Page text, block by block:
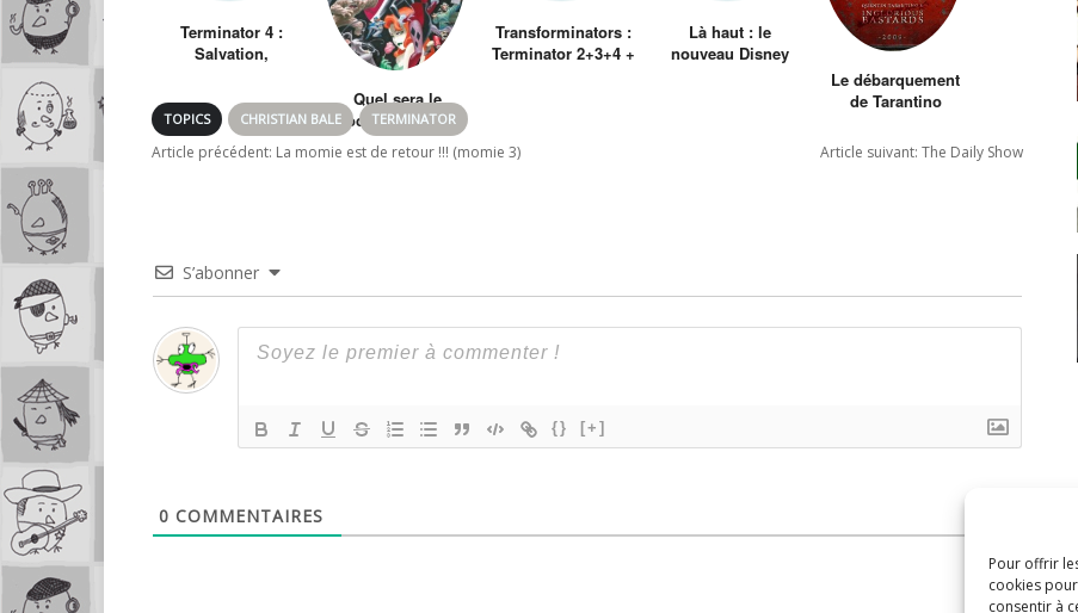
Pour offrir
cookies
consentir à
Terminator 4 :
Salvation,
Quel sera le
prochain méchant
dans le Batman de
Nolan ?
Transforminators :
Terminator 2+3+4 +
Là haut : le
nouveau Disney
Le débarquement
de Tarantino
TOPICS CHRISTIAN BALE TERMINATOR
Article précédent: La momie est de retour !!! (momie 3) Article suivant: The Daily Show
S’abonner
{} [+]
0 COMMENTAIRES